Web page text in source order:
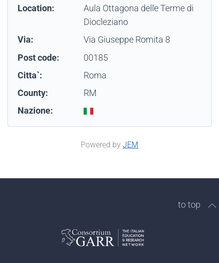
Location:
Aula Ottagona delle Terme di
Diocleziano
Via:
Via Giuseppe Romita 8
Post code:
00185
Citta`:
Roma
County:
RM
Nazione:
Powered by JEM
to top